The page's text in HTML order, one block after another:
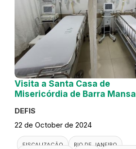
Visita a Santa Casa de
Misericórdia de Barra Mansa
DEFIS
22 de October de 2024
FISCALIZAÇÃO
RIO DE JANEIRO